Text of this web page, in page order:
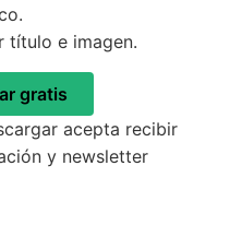
título e imagen.
gratis
acepta recibir
y newsletter